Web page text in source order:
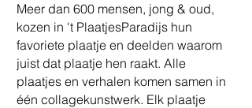
Meer dan 600 mensen, jong & oud,
kozen in 't PlaatjesParadijs hun
favoriete plaatje en deelden waarom
juist dat plaatje hen raakt. Alle
plaatjes en verhalen komen samen in
één collagekunstwerk. Elk plaatje